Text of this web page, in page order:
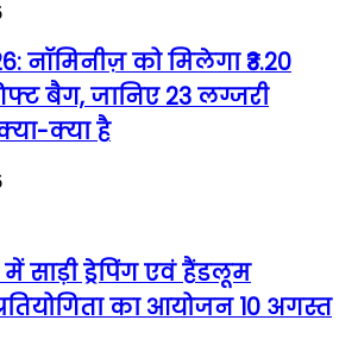
नॉमिनीज़ को मिलेगा ₹3.20
बैग, जानिए 23 लग्जरी
क्या है
साड़ी ड्रेपिंग एवं हैंडलूम
का आयोजन 10 अगस्त